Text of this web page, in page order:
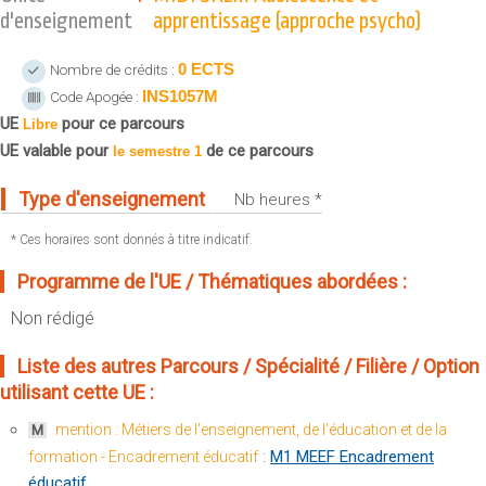
Sportives)
UFR Biosciences (Biologie, Biochimie)
GEP (Génie Electrique des Procédés - Département composante)
Informatique (Département Composante)
Fermer
Plan et accès
OUTILS
Intranet des personnels
Moodle
Emploi du temps
Messagerie
de Compétences
Fermer
d'enseignement
apprentissage (approche psycho)
Nombre de crédits : 0 ECTS
Code Apogée : INS1057M
UE Libre pour ce parcours
UE valable pour le semestre 1 de ce parcours
Type d'enseignement Nb heures *
* Ces horaires sont donnés à titre indicatif.
Programme de l'UE / Thématiques abordées :
Non rédigé
Liste des autres Parcours / Spécialité / Filière / Option
utilisant cette UE :
M
mention : Métiers de l'enseignement, de l'éducation et de la
formation - Encadrement éducatif : M1 MEEF Encadrement